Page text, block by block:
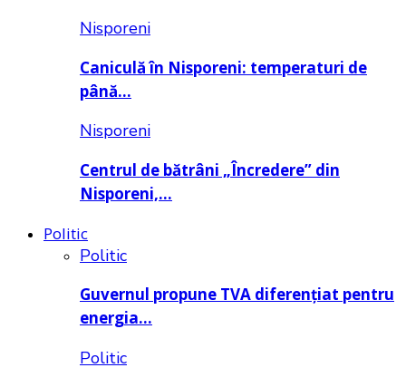
Nisporeni
Caniculă în Nisporeni: temperaturi de
până…
Nisporeni
Centrul de bătrâni „Încredere” din
Nisporeni,…
Politic
Politic
Guvernul propune TVA diferențiat pentru
energia…
Politic